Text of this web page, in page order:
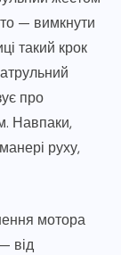
— вимкнути
такий крок
про
Навпаки,
руху,
мотора
від